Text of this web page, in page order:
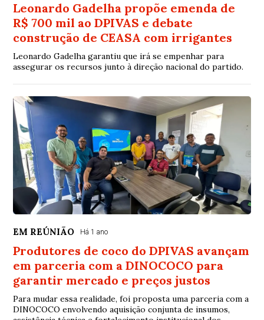
Leonardo Gadelha propõe emenda de
R$ 700 mil ao DPIVAS e debate
construção de CEASA com irrigantes
Leonardo Gadelha garantiu que irá se empenhar para
assegurar os recursos junto à direção nacional do partido.
EM REÚNIÃO Há 1 ano
Produtores de coco do DPIVAS avançam
em parceria com a DINOCOCO para
garantir mercado e preços justos
Para mudar essa realidade, foi proposta uma parceria com a
DINOCOCO envolvendo aquisição conjunta de insumos,